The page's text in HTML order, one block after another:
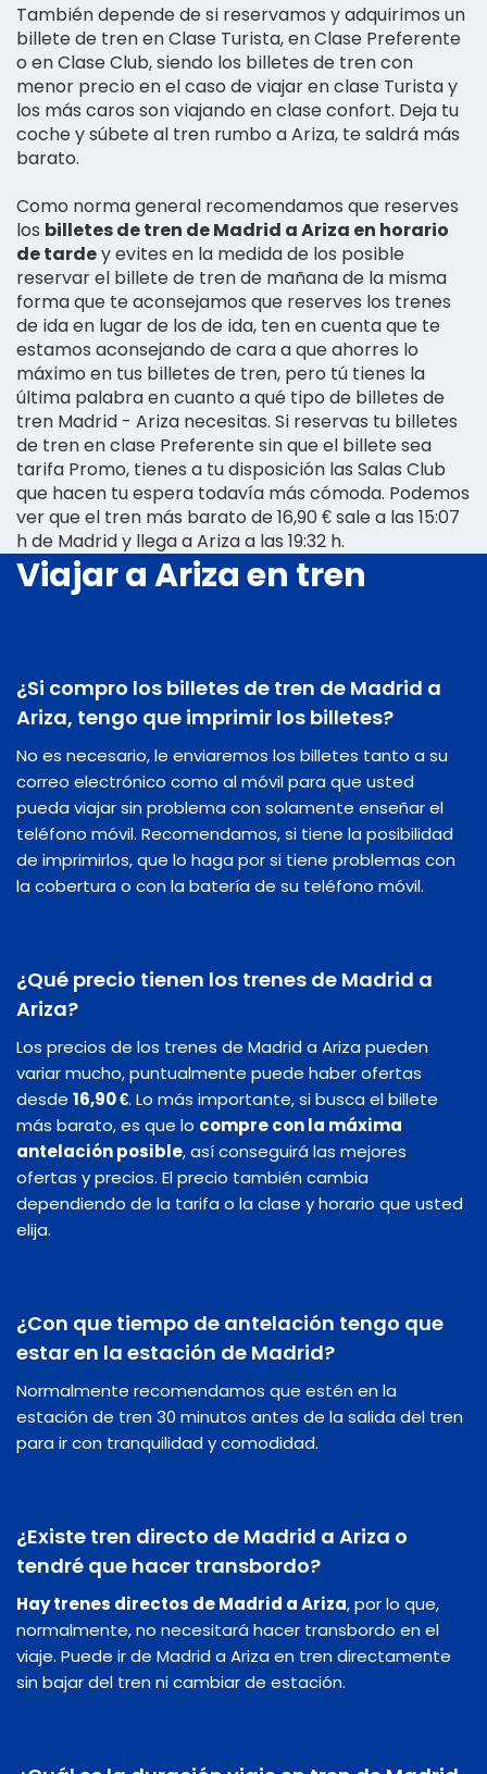
También depende de si reservamos y adquirimos un
billete de tren en Clase Turista, en Clase Preferente
o en Clase Club, siendo los billetes de tren con
menor precio en el caso de viajar en clase Turista y
los más caros son viajando en clase confort. Deja tu
coche y súbete al tren rumbo a Ariza, te saldrá más
barato.
Como norma general recomendamos que reserves
los billetes de tren de Madrid a Ariza en horario
de tardey evites en la medida de los posible
reservar el billete de tren de mañana de la misma
forma que te aconsejamos que reserves los trenes
de ida en lugar de los de ida, ten en cuenta que te
estamos aconsejando de cara a que ahorres lo
máximo en tus billetes de tren, pero tú tienes la
última palabra en cuanto a qué tipo de billetes de
tren Madrid - Ariza necesitas. Si reservas tu billetes
de tren en clase Preferente sin que el billete sea
tarifa Promo, tienes a tu disposición las Salas Club
que hacen tu espera todavía más cómoda. Podemos
ver que el tren más barato de 16,90 € sale a las 15:07
h de Madrid y llega a Ariza a las 19:32 h.
Viajar a Ariza en tren
¿Si compro los billetes de tren de Madrid a
Ariza, tengo que imprimir los billetes?
No es necesario, le enviaremos los billetes tanto a su
correo electrónico como al móvil para que usted
pueda viajar sin problema con solamente enseñar el
teléfono móvil. Recomendamos, si tiene la posibilidad
de imprimirlos, que lo haga por si tiene problemas con
la cobertura o con la batería de su teléfono móvil.
¿Qué precio tienen los trenes de Madrid a
Ariza?
Los precios de los trenes de Madrid a Ariza pueden
variar mucho, puntualmente puede haber ofertas
desde 16,90 €. Lo más importante, si busca el billete
más barato, es que lo compre con la máxima
antelación posible, así conseguirá las mejores
ofertas y precios. El precio también cambia
dependiendo de la tarifa o la clase y horario que usted
elija.
¿Con que tiempo de antelación tengo que
estar en la estación de Madrid?
Normalmente recomendamos que estén en la
estación de tren 30 minutos antes de la salida del tren
para ir con tranquilidad y comodidad.
¿Existe tren directo de Madrid a Ariza o
tendré que hacer transbordo?
Hay trenes directos de Madrid a Ariza, por lo que,
normalmente, no necesitará hacer transbordo en el
viaje. Puede ir de Madrid a Ariza en tren directamente
sin bajar del tren ni cambiar de estación.